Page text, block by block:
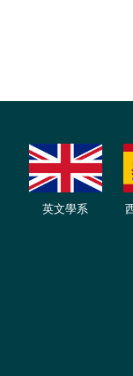
英文學系